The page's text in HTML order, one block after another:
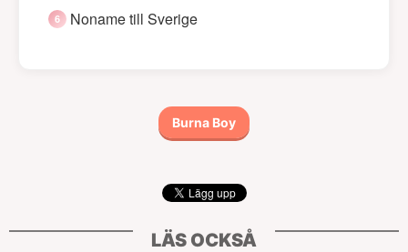
Noname till Sverige
Burna Boy
LÄS OCKSÅ